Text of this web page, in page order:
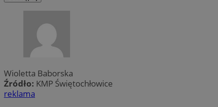
Wioletta Baborska
Źródło: KMP Świętochłowice
reklama